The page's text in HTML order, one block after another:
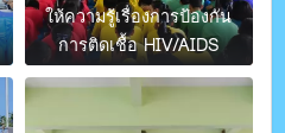
ให้ความรู้เรื่องการป้องกัน
การติดเชื้อ HIV/AIDS